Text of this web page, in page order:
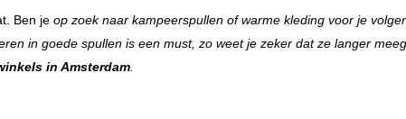
Ben je op zoek naar kampeerspullen of warme kleding voor je
in goede spullen is een must, zo weet je zeker dat ze langer
in Amsterdam